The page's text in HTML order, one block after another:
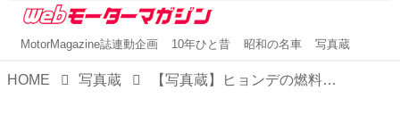
MotorMagazine誌連動企画 10年ひと昔 昭和の名車 写真蔵
HOME 写真蔵 【写真蔵】ヒョンデの燃料電池自動車「ネッソ」が2代目にフルモデルチェンジされて日本導入開始